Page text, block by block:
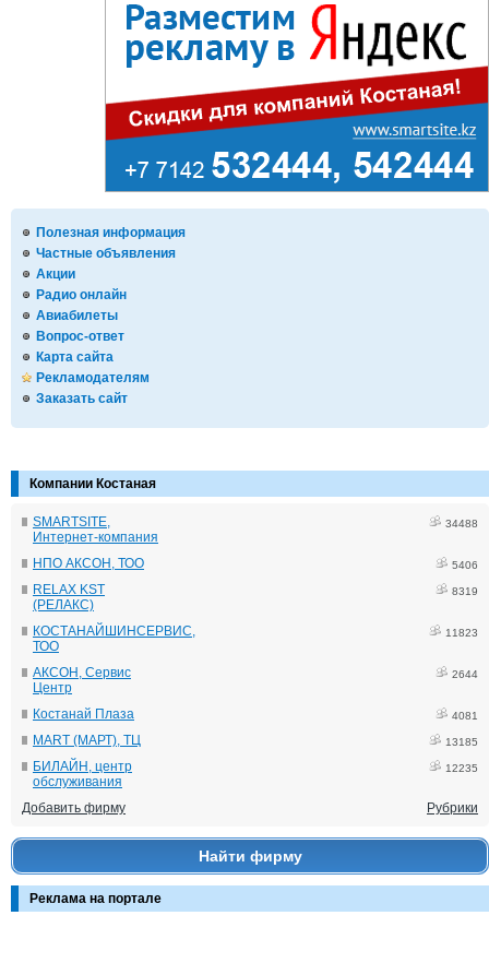
Полезная информация
Частные объявления
Акции
Радио онлайн
Авиабилеты
Вопрос-ответ
Карта сайта
Рекламодателям
Заказать сайт
Компании Костаная
SMARTSITE,
Интернет-компания
34488
НПО АКСОН, ТОО 5406
RELAX KST
(РЕЛАКС)
8319
КОСТАНАЙШИНСЕРВИС,
ТОО
11823
АКСОН, Сервис
Центр
2644
Костанай Плаза 4081
MART (МАРТ), ТЦ 13185
БИЛАЙН, центр
обслуживания
12235
Добавить фирму Рубрики
Найти фирму
Реклама на портале